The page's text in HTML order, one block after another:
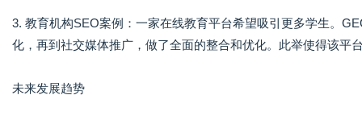
3. 教育机构SEO案例：一家在线教育平台希望吸引更多学生。
化，再到社交媒体推广，做了全面的整合和优化。此举使得该平
未来发展趋势